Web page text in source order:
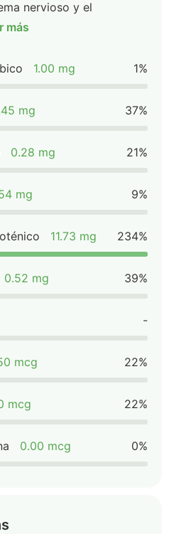
nervioso y el
más
1.00 mg 1%
mg 37%
0.28 mg 21%
mg 9%
11.73 mg 234%
0.52 mg 39%
-
mcg 22%
mcg 22%
0.00 mcg 0%